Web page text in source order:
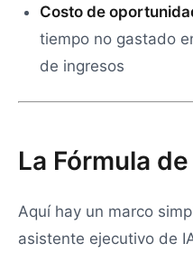
Costo de
tiempo no gastado
de ingresos
La Fórmula de
Aquí hay un marco
asistente ejecutivo de